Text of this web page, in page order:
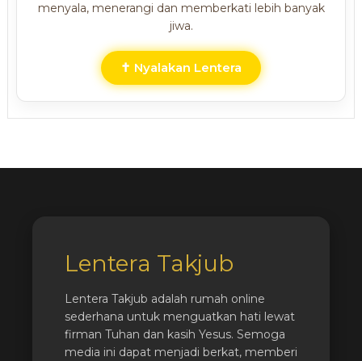
menyala, menerangi dan memberkati lebih banyak
jiwa.
✝ Nyalakan Lentera
Lentera Takjub
Lentera Takjub adalah rumah online
sederhana untuk menguatkan hati lewat
firman Tuhan dan kasih Yesus. Semoga
media ini dapat menjadi berkat, memberi